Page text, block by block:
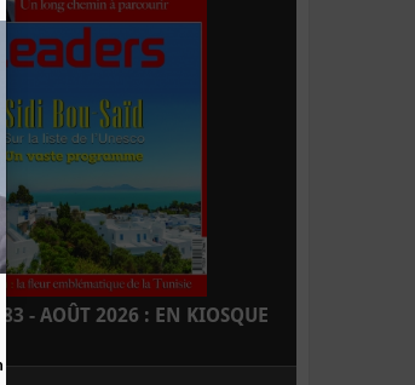
- AOÛT 2026 : EN KIOSQUE